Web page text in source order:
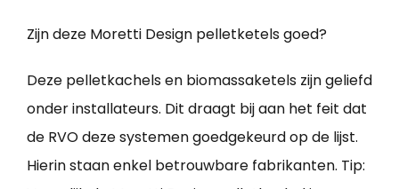
Zijn deze Moretti Design pelletketels goed?
Deze pelletkachels en biomassaketels zijn geliefd
onder installateurs. Dit draagt bij aan het feit dat
de RVO deze systemen goedgekeurd op de lijst.
Hierin staan enkel betrouwbare fabrikanten. Tip: